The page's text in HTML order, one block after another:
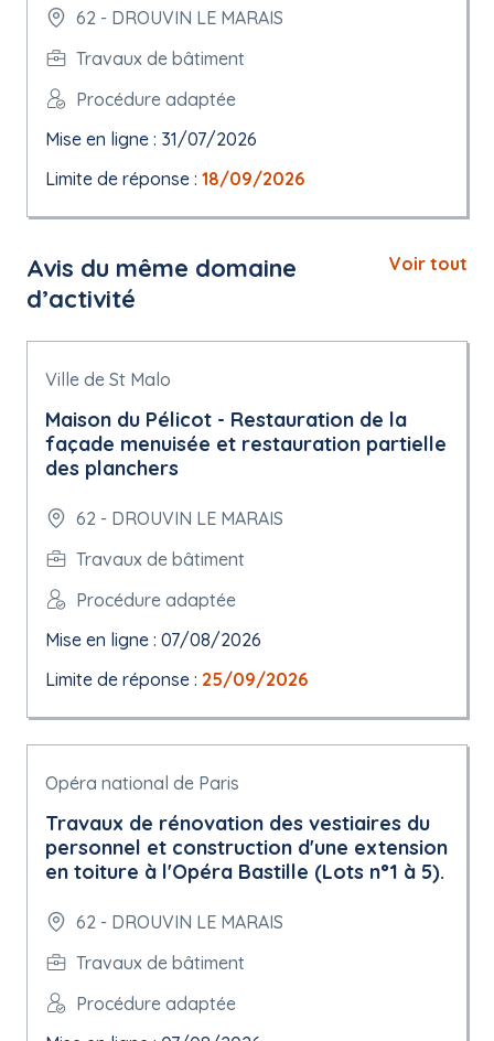
62 - DROUVIN LE MARAIS
Travaux de bâtiment
Procédure adaptée
Mise en ligne : 31/07/2026
Limite de réponse : 18/09/2026
Avis du même domaine
d’activité
Voir tout
Ville de St Malo
Maison du Pélicot - Restauration de la
façade menuisée et restauration partielle
des planchers
62 - DROUVIN LE MARAIS
Travaux de bâtiment
Procédure adaptée
Mise en ligne : 07/08/2026
Limite de réponse : 25/09/2026
Opéra national de Paris
Travaux de rénovation des vestiaires du
personnel et construction d'une extension
en toiture à l'Opéra Bastille (Lots n°1 à 5).
62 - DROUVIN LE MARAIS
Travaux de bâtiment
Procédure adaptée